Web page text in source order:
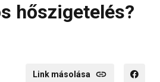
hőszigetelés?
Link másolása